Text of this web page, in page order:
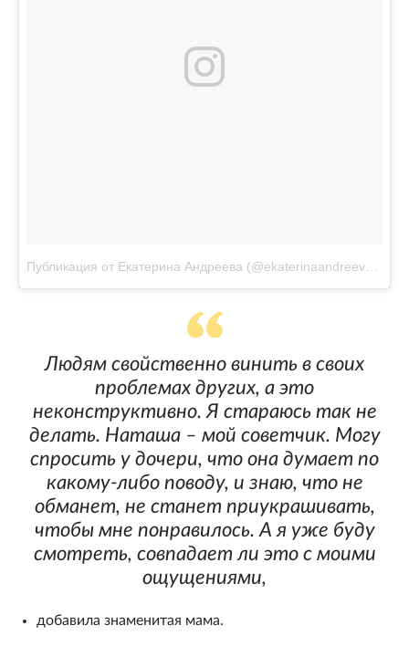
Людям свойственно винить в своих
проблемах других, а это
неконструктивно. Я стараюсь так не
делать. Наташа – мой советчик. Могу
спросить у дочери, что она думает по
какому-либо поводу, и знаю, что не
обманет, не станет приукрашивать,
чтобы мне понравилось. А я уже буду
смотреть, совпадает ли это с моими
ощущениями,
добавила знаменитая мама.